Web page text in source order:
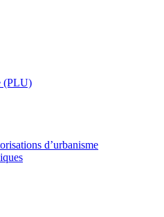
(PLU)
d’urbanisme